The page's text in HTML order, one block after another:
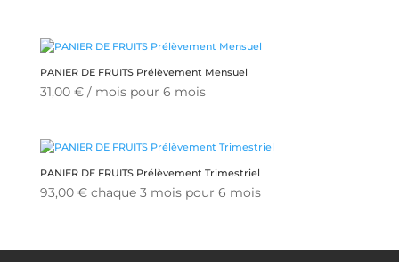
PANIER DE FRUITS Prélèvement Mensuel
31,00 € / mois pour 6 mois
PANIER DE FRUITS Prélèvement Trimestriel
93,00 € chaque 3 mois pour 6 mois